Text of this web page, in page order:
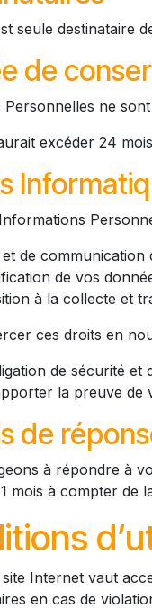
seule destinataire
de
ne
excéder 24
et de communication
de vos
à la collecte et
ces droits en
de sécurité
la preuve de
de
à répondre à
mois à compter de
site Internet vaut
en cas de